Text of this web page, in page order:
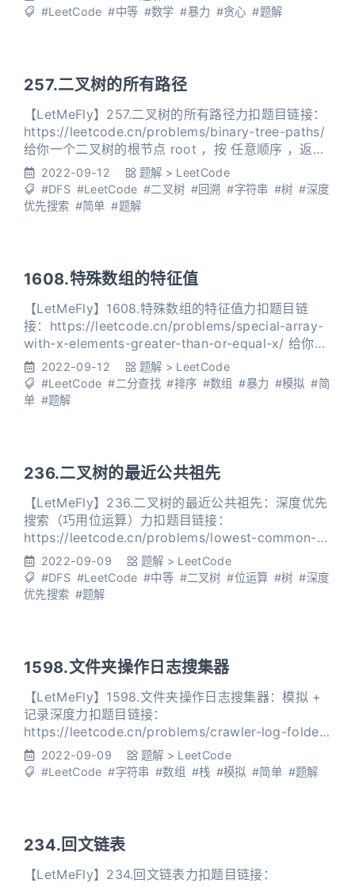
输出: 7236 解释: 交换数字2和数字7。 示例 2 : 输入:
#LeetCode #中等 #数学 #暴力 #贪心 #题解
257.二叉树的所有路径
【LetMeFly】257.二叉树的所有路径力扣题目链接：
https://leetcode.cn/problems/binary-tree-paths/
给你一个二叉树的根节点 root ，按 任意顺序 ，返回
所有从根节点到叶子节点的路径。 叶子节点 是指没有
子节点的节点。 示例 1： 输入：root =
[1,2,3,null,5] 输出：["1->2->5",
2022-09-12 题解 > LeetCode
#DFS #LeetCode #二叉树 #回溯 #字符串 #树 #深度
优先搜索 #简单 #题解
1608.特殊数组的特征值
【LetMeFly】1608.特殊数组的特征值力扣题目链
接：https://leetcode.cn/problems/special-array-
with-x-elements-greater-than-or-equal-x/ 给你一
个非负整数数组 nums 。如果存在一个数 x ，使得
nums 中恰好有 x 个元素 大于或者等于 x ，那么就称
nums 是一个 特殊数组 ，而 x 是该数组的
2022-09-12 题解 > LeetCode
#LeetCode #二分查找 #排序 #数组 #暴力 #模拟 #简
单 #题解
236.二叉树的最近公共祖先
【LetMeFly】236.二叉树的最近公共祖先：深度优先
搜索（巧用位运算）力扣题目链接：
https://leetcode.cn/problems/lowest-common-
ancestor-of-a-binary-tree/ 给定一个二叉树, 找到该
树中两个指定节点的最近公共祖先。 百度百科中最近
公共祖先的定义为：“对于有根树 T 的两个节点 p、
2022-09-09 题解 > LeetCode
#DFS #LeetCode #中等 #二叉树 #位运算 #树 #深度
优先搜索 #题解
1598.文件夹操作日志搜集器
【LetMeFly】1598.文件夹操作日志搜集器：模拟 +
记录深度力扣题目链接：
https://leetcode.cn/problems/crawler-log-folder/
每当用户执行变更文件夹操作时，LeetCode 文件系
统都会保存一条日志记录。 下面给出对变更操作的说
2022-09-09 题解 > LeetCode
#LeetCode #字符串 #数组 #栈 #模拟 #简单 #题解
234.回文链表
【LetMeFly】234.回文链表力扣题目链接：